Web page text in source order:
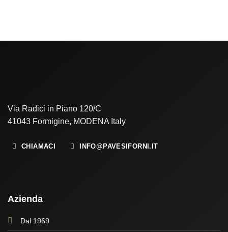
Via Radici in Piano 120/C
41043 Formigine, MODENA Italy
CHIAMACI INFO@PAVESIFORNI.IT
Azienda
Dal 1969